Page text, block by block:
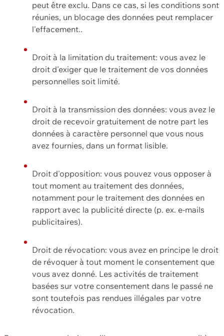
peut être exclu. Dans ce cas, si les conditions sont
réunies, un blocage des données peut remplacer
l'effacement..
Droit à la limitation du traitement: vous avez le
droit d'exiger que le traitement de vos données
personnelles soit limité.
Droit à la transmission des données: vous avez le
droit de recevoir gratuitement de notre part les
données à caractère personnel que vous nous
avez fournies, dans un format lisible.
Droit d'opposition: vous pouvez vous opposer à
tout moment au traitement des données,
notamment pour le traitement des données en
rapport avec la publicité directe (p. ex. e-mails
publicitaires).
Droit de révocation: vous avez en principe le droit
de révoquer à tout moment le consentement que
vous avez donné. Les activités de traitement
basées sur votre consentement dans le passé ne
sont toutefois pas rendues illégales par votre
révocation.